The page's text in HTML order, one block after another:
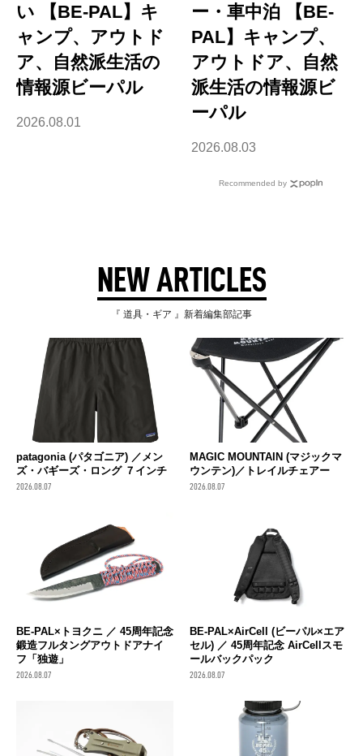
い 【BE-PAL】キ
ャンプ、アウトド
ア、自然派生活の
情報源ビーパル
2026.08.01
ー・車中泊 【BE-
PAL】キャンプ、
アウトドア、自然
派生活の情報源ビ
ーパル
2026.08.03
Recommended by
NEW ARTICLES
『 道具・ギア 』新着編集部記事
patagonia (パタゴニア) ／メン
ズ・バギーズ・ロング ７インチ
2026.08.07
MAGIC MOUNTAIN (マジックマ
ウンテン)／トレイルチェアー
2026.08.07
BE-PAL×トヨクニ ／ 45周年記念
鍛造フルタングアウトドアナイ
フ「独遊」
2026.08.07
BE-PAL×AirCell (ビーパル×エア
セル) ／ 45周年記念 AirCellスモ
ールバックパック
2026.08.07